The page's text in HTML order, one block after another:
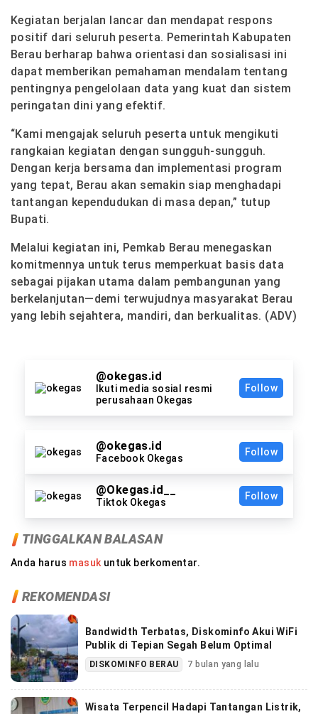
Kegiatan berjalan lancar dan mendapat respons
positif dari seluruh peserta. Pemerintah Kabupaten
Berau berharap bahwa orientasi dan sosialisasi ini
dapat memberikan pemahaman mendalam tentang
pentingnya pengelolaan data yang kuat dan sistem
peringatan dini yang efektif.
“Kami mengajak seluruh peserta untuk mengikuti
rangkaian kegiatan dengan sungguh-sungguh.
Dengan kerja bersama dan implementasi program
yang tepat, Berau akan semakin siap menghadapi
tantangan kependudukan di masa depan,” tutup
Bupati.
Melalui kegiatan ini, Pemkab Berau menegaskan
komitmennya untuk terus memperkuat basis data
sebagai pijakan utama dalam pembangunan yang
berkelanjutan—demi terwujudnya masyarakat Berau
yang lebih sejahtera, mandiri, dan berkualitas. (ADV)
@okegas.id
Ikuti media sosial resmi
perusahaan Okegas
Follow
@okegas.id
Facebook Okegas
Follow
@Okegas.id__
Tiktok Okegas
Follow
TINGGALKAN BALASAN
Anda harus masukuntuk berkomentar.
REKOMENDASI
Bandwidth Terbatas, Diskominfo Akui WiFi
Publik di Tepian Segah Belum Optimal
DISKOMINFO BERAU 7 bulan yang lalu
Wisata Terpencil Hadapi Tantangan Listrik,